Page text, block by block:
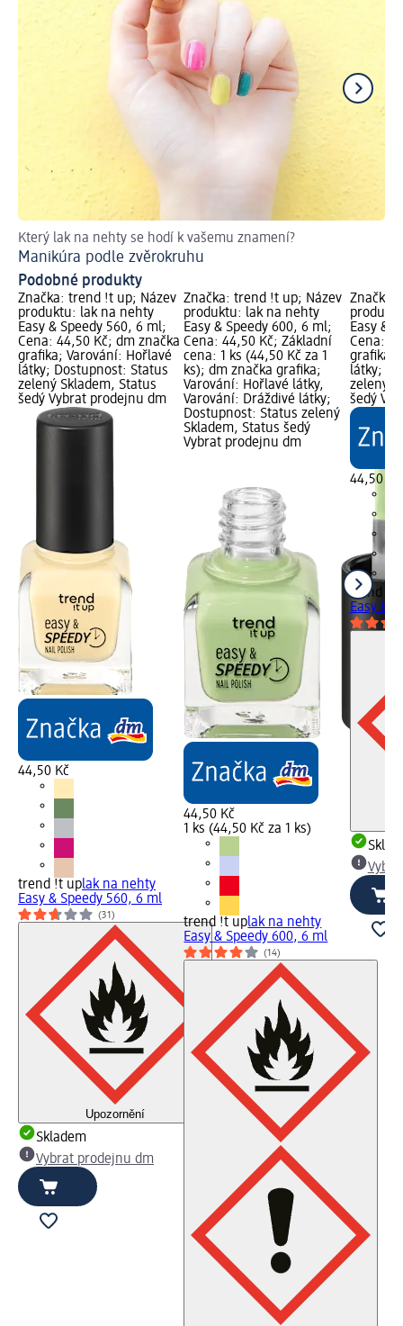
Který lak na nehty se hodí k vašemu znamení?
Manikúra podle zvěrokruhu
Podobné produkty
Značka: trend !t up; Název
produktu: lak na nehty
Easy & Speedy 560, 6 ml;
Cena: 44,50 Kč; dm značka
grafika; Varování: Hořlavé
látky; Dostupnost: Status
zelený Skladem, Status
šedý Vybrat prodejnu dm
44,50 Kč
trend !t uplak na nehty
Easy & Speedy 560, 6 ml
(31)
Upozornění
Skladem
Vybrat prodejnu dm
Značka: trend !t up; Název
produktu: lak na nehty
Easy & Speedy 600, 6 ml;
Cena: 44,50 Kč; Základní
cena: 1 ks (44,50 Kč za 1
ks); dm značka grafika;
Varování: Hořlavé látky,
Varování: Dráždivé látky;
Dostupnost: Status zelený
Skladem, Status šedý
Vybrat prodejnu dm
44,50 Kč
1 ks (44,50 Kč za 1 ks)
trend !t uplak na nehty
Easy & Speedy 600, 6 ml
(14)
Značka:
Easy &
Cena:
grafika;
látky;
zelený
šedý
44,50 Kč
trend !t
Easy &